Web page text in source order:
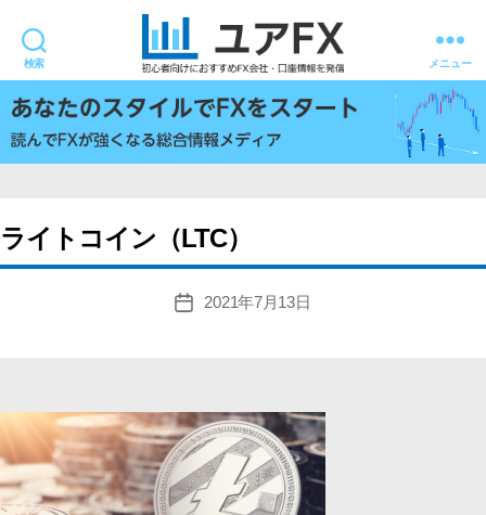
検索
ユ
ア
FX
メニュー
ライトコイン（LTC）
投
2021年7月13日